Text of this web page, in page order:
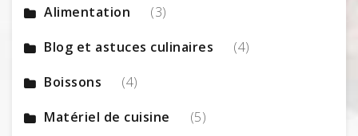
Alimentation
(3)
Blog et astuces culinaires
(4)
Boissons
(4)
Matériel de cuisine
(5)